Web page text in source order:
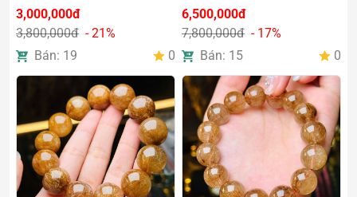
Hồ Ly Mix Cỏ 4 Lá
3,000,000đ
3,800,000đ - 21%
Bán: 19
0
5,5mm Ngũ Điếu Charm Bạc
Si Vàng Cao Cấp
6,500,000đ
7,800,000đ - 17%
Bán: 15
0